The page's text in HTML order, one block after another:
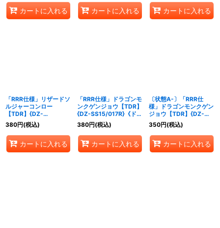
カートに入れる カートに入れる カートに入れる
「RRR仕様」リザードソ
ルジャーコンロー
【TDR】{DZ-
SS15/004R}《ドラゴン
エンパイア》
380円(税込)
カートに入れる
「RRR仕様」ドラゴンモ
ンクゲンジョウ【TDR】
{DZ-SS15/017R}《ドラ
ゴンエンパイア》
380円(税込)
カートに入れる
〔状態A-〕「RRR仕
様」ドラゴンモンクゲン
ジョウ【TDR】{DZ-
SS15/017R}《ドラゴン
エンパイア》
350円(税込)
カートに入れる